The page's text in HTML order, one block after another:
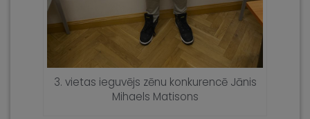
3. vietas ieguvējs zēnu konkurencē Jānis
Mihaels Matisons